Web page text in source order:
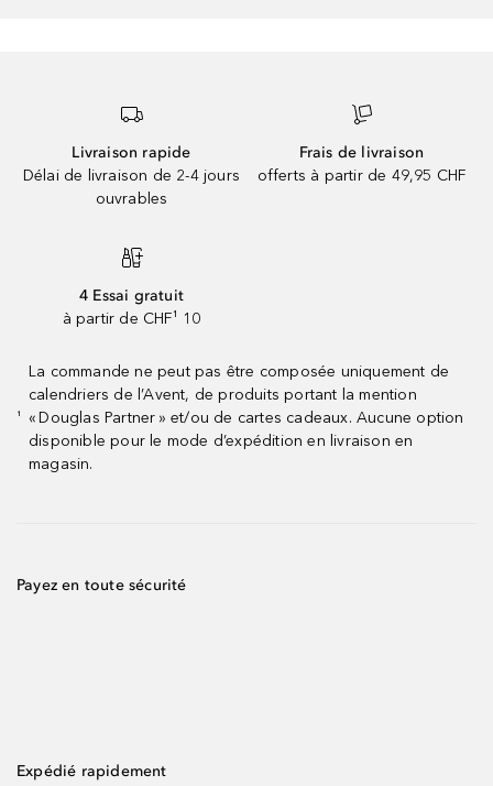
Livraison rapide
Délai de livraison de 2-4 jours
ouvrables
Frais de livraison
offerts à partir de 49,95 CHF
4 Essai gratuit
à partir de CHF¹ 10
¹
La commande ne peut pas être composée uniquement de
calendriers de l’Avent, de produits portant la mention
« Douglas Partner » et/ou de cartes cadeaux. Aucune option
disponible pour le mode d’expédition en livraison en
magasin.
Payez en toute sécurité
Expédié rapidement